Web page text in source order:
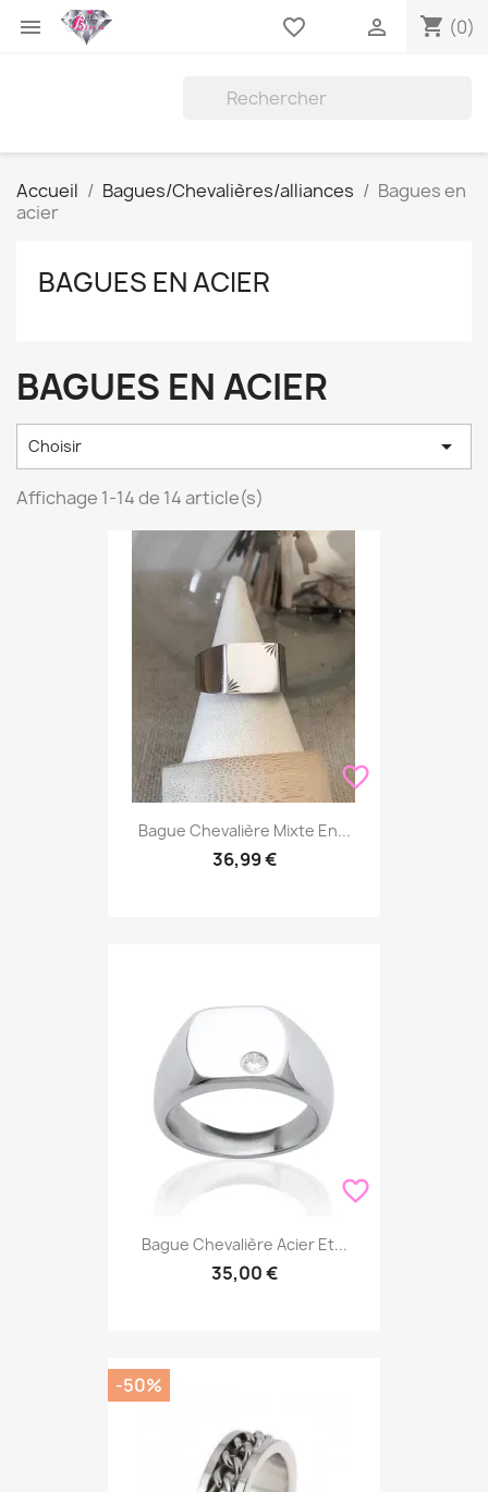
 shopping_cart (0)

favorite_border
Accueil Bagues/Chevalières/alliances
Bagues en
acier
BAGUES EN ACIER
BAGUES EN ACIER
Choisir 
Affichage 1-14 de 14 article(s)
favorite_border
Bague Chevalière Mixte En...
36,99 €
favorite_border
Bague Chevalière Acier Et...
35,00 €
-50%